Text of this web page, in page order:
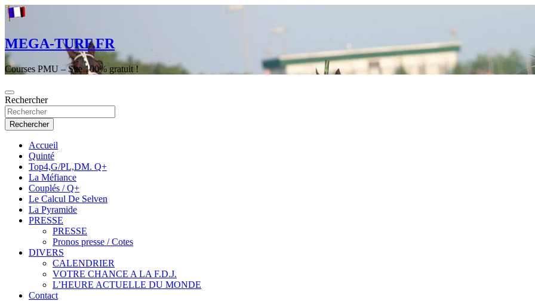
Aller
au
MEGA-TURF.FR
Courses PMU – Site 100% gratuit !
Rechercher
Rechercher
Accueil
Quinté
Top4,G/PL,DM. Q+
La Méfiance
Couplés / Q+
Le Calcul De Selven
La Pyramide
PRESSE
PRESSE
Pronos presse / Cotes
DIVERS
CALENDRIER
VOTRE CHANCE A LA F.D.J.
L’HEURE ACTUELLE DU MONDE
Contact